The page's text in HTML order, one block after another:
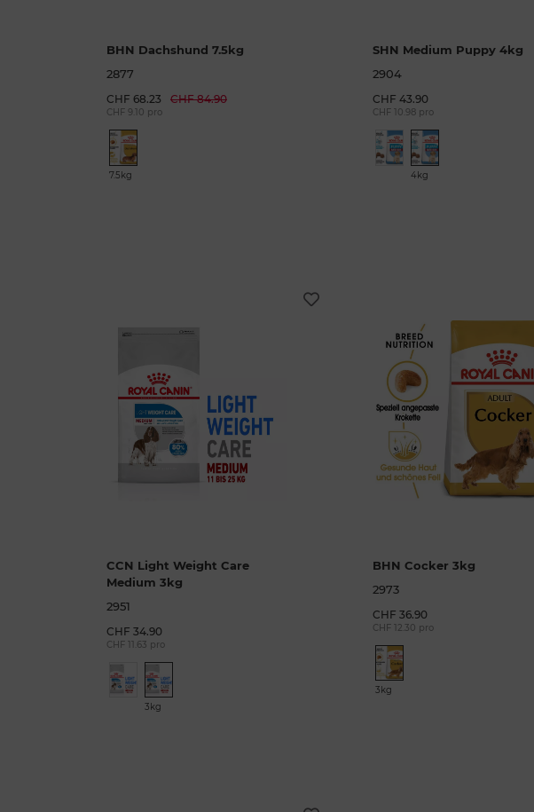
BHN Dachshund 7.5kg
2877
CHF 68.23 CHF 84.90
CHF 9.10 pro
7.5kg
SHN Medium Puppy 4kg
2904
CHF 43.90
CHF 10.98 pro
4kg
CCN Light Weight Care
Medium 3kg
2951
CHF 34.90
CHF 11.63 pro
3kg
BHN Cocker 3kg
2973
CHF 36.90
CHF 12.30 pro
3kg